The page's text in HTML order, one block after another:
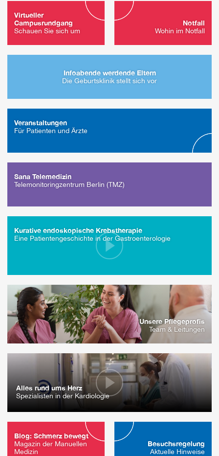
Virtueller
Campusrundgang
Schauen Sie sich um
Notfall
Wohin im Notfall
Infoabende werdende Eltern
Die Geburtsklinik stellt sich vor
Veranstaltungen
Für Patienten und Ärzte
Sana Telemedizin
Telemonitoringzentrum Berlin (TMZ)
Kurative endoskopische Krebstherapie
Eine Patientengeschichte in der Gastroenterologie
Unsere Pflegeprofis
Team & Leitungen
Alles rund ums Herz
Spezialisten in der Kardiologie
Blog: Schmerz bewegt
Magazin der Manuellen
Medizin
Besuchsregelung
Aktuelle Hinweise